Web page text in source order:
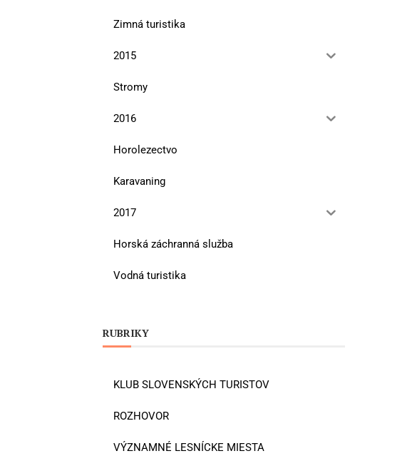
Zimná turistika
2015
Stromy
2016
Horolezectvo
Karavaning
2017
Horská záchranná služba
Vodná turistika
RUBRIKY
KLUB SLOVENSKÝCH TURISTOV
ROZHOVOR
VÝZNAMNÉ LESNÍCKE MIESTA